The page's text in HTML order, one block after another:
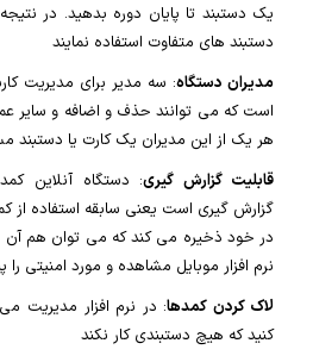
دستبند های متفاوت استفاده نمایند
مدیران دستگاه: سه مدیر برای مدیریت
است که می توانند حذف و اضافه و سایر
هر یک از این مدیران یک کارت یا دستبند
قابلیت گزارش گیری
گزارش گیری است یعنی سابقه استفاده از
در خود ذخیره می کند که می توان هم آن
نرم افزار موبایل مشاهده و مورد امنیتی را
لاک کردن کمدها: در نرم افزار مدیریت
کنید که هیچ دستبندی کار نکند